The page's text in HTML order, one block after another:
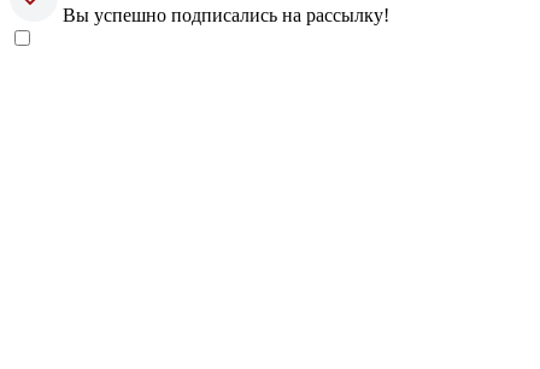
Вы успешно подписались на рассылку!